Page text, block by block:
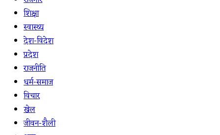
शिक्षा
स्वास्थ्य
देश-विदेश
प्रदेश
राजनीति
धर्म-समाज
विचार
खेल
जीवन-शैली